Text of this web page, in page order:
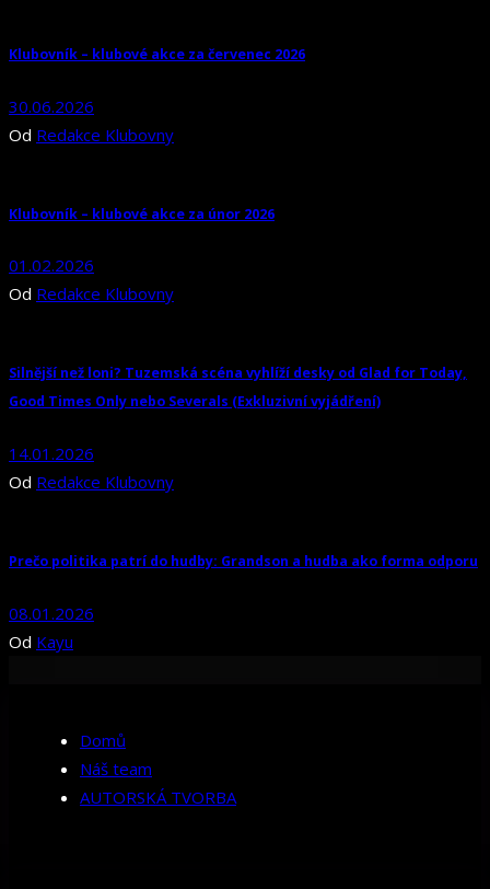
Klubovník – klubové akce za červenec 2026
30.06.2026
Od Redakce Klubovny
Klubovník – klubové akce za únor 2026
01.02.2026
Od Redakce Klubovny
Silnější než loni? Tuzemská scéna vyhlíží desky od Glad for Today,
Good Times Only nebo Severals (Exkluzivní vyjádření)
14.01.2026
Od Redakce Klubovny
Prečo politika patrí do hudby: Grandson a hudba ako forma odporu
08.01.2026
Od Kayu
Domů
Náš team
AUTORSKÁ TVORBA